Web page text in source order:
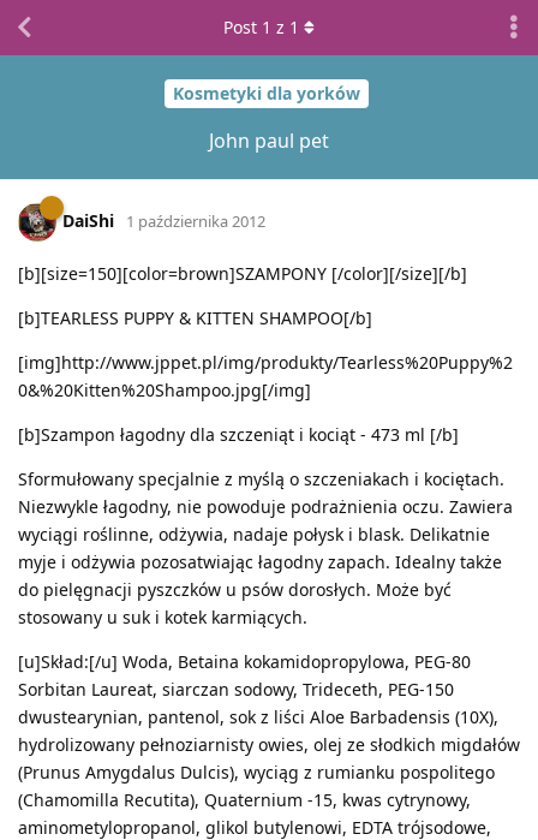
Kosmetyki dla yorków
John paul pet
Post 1 z 1
DaiShi 1 października 2012
[b][size=150][color=brown]SZAMPONY [/color][/size][/b]
[b]TEARLESS PUPPY & KITTEN SHAMPOO[/b]
[img]http://www.jppet.pl/img/produkty/Tearless%20Puppy%2
0&%20Kitten%20Shampoo.jpg[/img]
[b]Szampon łagodny dla szczeniąt i kociąt - 473 ml [/b]
Sformułowany specjalnie z myślą o szczeniakach i kociętach.
Niezwykle łagodny, nie powoduje podrażnienia oczu. Zawiera
wyciągi roślinne, odżywia, nadaje połysk i blask. Delikatnie
myje i odżywia pozosatwiając łagodny zapach. Idealny także
do pielęgnacji pyszczków u psów dorosłych. Może być
stosowany u suk i kotek karmiących.
[u]Skład:[/u] Woda, Betaina kokamidopropylowa, PEG-80
Sorbitan Laureat, siarczan sodowy, Trideceth, PEG-150
dwustearynian, pantenol, sok z liści Aloe Barbadensis (10X),
hydrolizowany pełnoziarnisty owies, olej ze słodkich migdałów
(Prunus Amygdalus Dulcis), wyciąg z rumianku pospolitego
(Chamomilla Recutita), Quaternium -15, kwas cytrynowy,
aminometylopropanol, glikol butylenowi, EDTA trójsodowe,